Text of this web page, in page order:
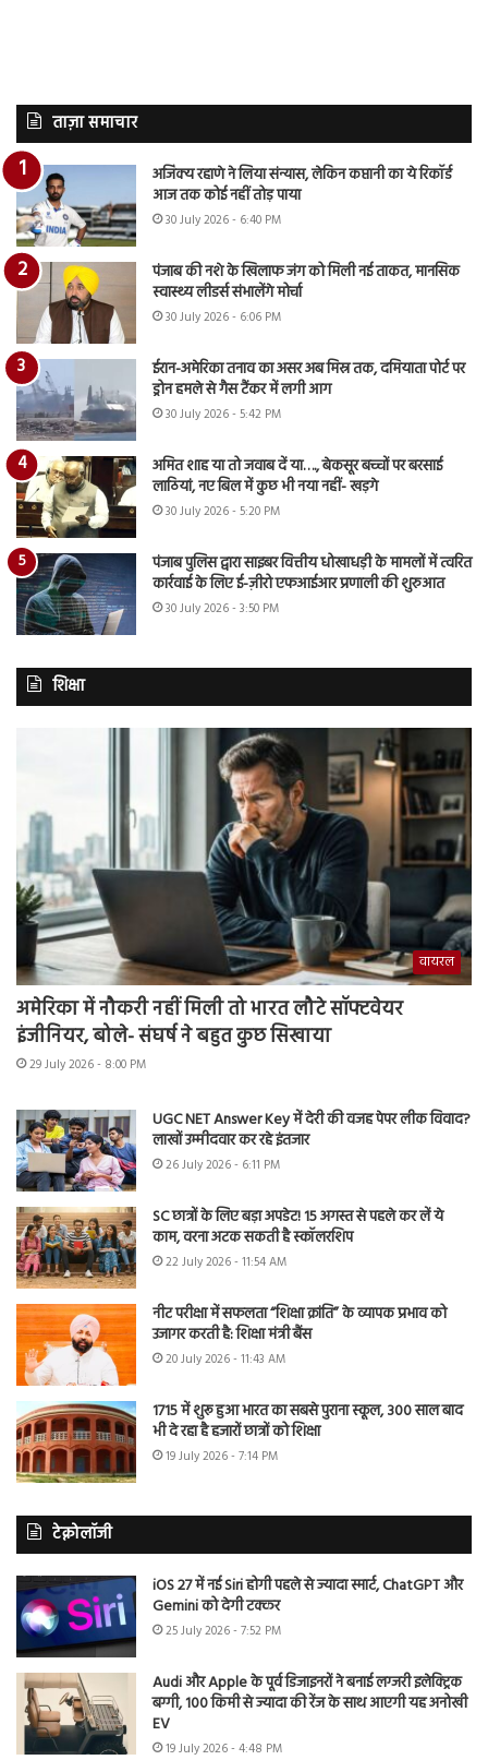
ताज़ा समाचार
अजिंक्य रहाणे ने लिया संन्यास, लेकिन कप्तानी का ये रिकॉर्ड
आज तक कोई नहीं तोड़ पाया
30 July 2026 - 6:40 PM
पंजाब की नशे के खिलाफ जंग को मिली नई ताकत, मानसिक
स्वास्थ्य लीडर्स संभालेंगे मोर्चा
30 July 2026 - 6:06 PM
ईरान-अमेरिका तनाव का असर अब मिस्र तक, दमियाता पोर्ट पर
ड्रोन हमले से गैस टैंकर में लगी आग
30 July 2026 - 5:42 PM
अमित शाह या तो जवाब दें या…., बेकसूर बच्चों पर बरसाई
लाठियां, नए बिल में कुछ भी नया नहीं- खड़गे
30 July 2026 - 5:20 PM
पंजाब पुलिस द्वारा साइबर वित्तीय धोखाधड़ी के मामलों में त्वरित
कार्रवाई के लिए ई-ज़ीरो एफआईआर प्रणाली की शुरुआत
30 July 2026 - 3:50 PM
शिक्षा
वायरल
अमेरिका में नौकरी नहीं मिली तो भारत लौटे सॉफ्टवेयर
इंजीनियर, बोले- संघर्ष ने बहुत कुछ सिखाया
29 July 2026 - 8:00 PM
UGC NET Answer Key में देरी की वजह पेपर लीक विवाद?
लाखों उम्मीदवार कर रहे इंतजार
26 July 2026 - 6:11 PM
SC छात्रों के लिए बड़ा अपडेट! 15 अगस्त से पहले कर लें ये
काम, वरना अटक सकती है स्कॉलरशिप
22 July 2026 - 11:54 AM
नीट परीक्षा में सफलता “शिक्षा क्रांति” के व्यापक प्रभाव को
उजागर करती है: शिक्षा मंत्री बैंस
20 July 2026 - 11:43 AM
1715 में शुरू हुआ भारत का सबसे पुराना स्कूल, 300 साल बाद
भी दे रहा है हजारों छात्रों को शिक्षा
19 July 2026 - 7:14 PM
टेक्नोलॉजी
iOS 27 में नई Siri होगी पहले से ज्यादा स्मार्ट, ChatGPT और
Gemini को देगी टक्कर
25 July 2026 - 7:52 PM
Audi और Apple के पूर्व डिजाइनरों ने बनाई लग्जरी इलेक्ट्रिक
बग्गी, 100 किमी से ज्यादा की रेंज के साथ आएगी यह अनोखी
EV
19 July 2026 - 4:48 PM